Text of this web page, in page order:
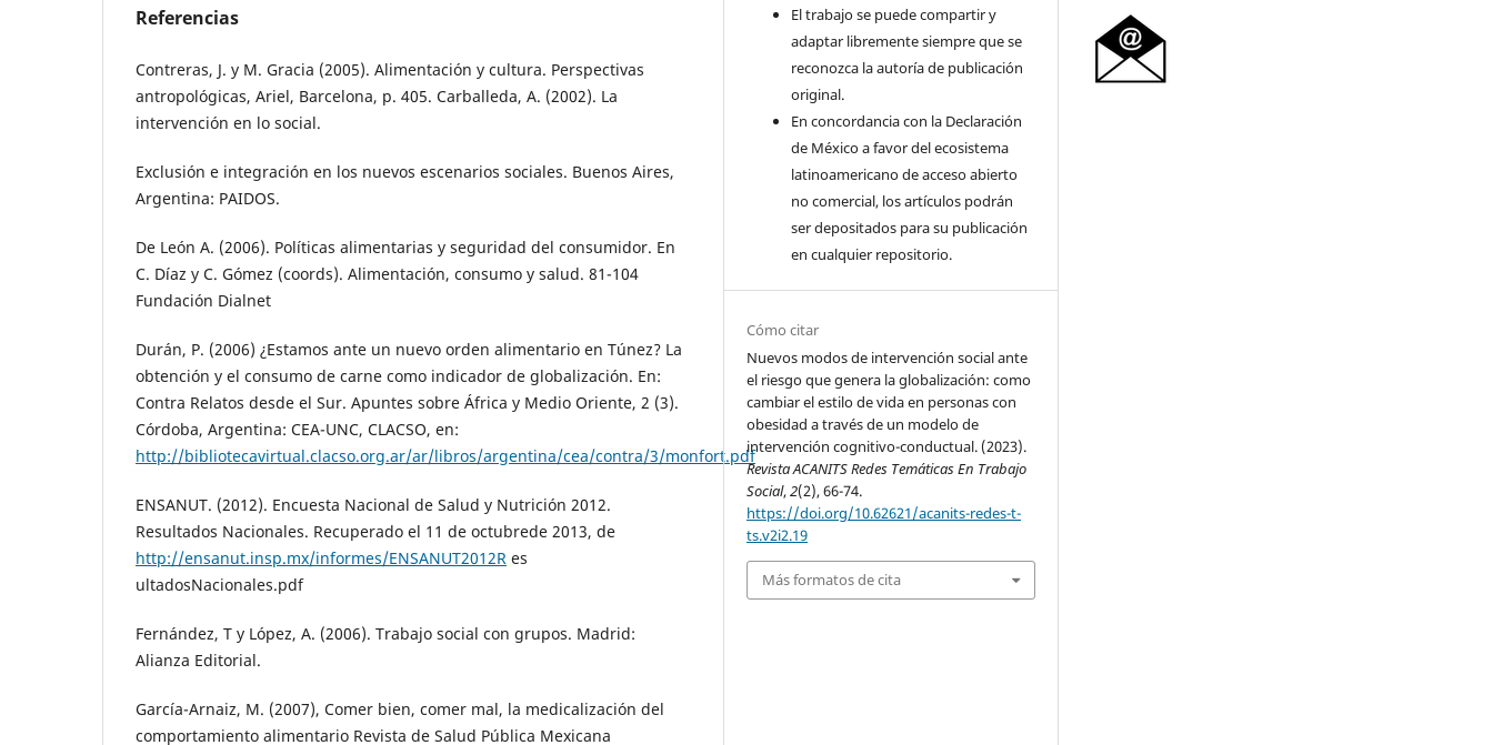
Referencias
Contreras, J. y M. Gracia (2005). Alimentación y cultura. Perspectivas
antropológicas, Ariel, Barcelona, p. 405. Carballeda, A. (2002). La
intervención en lo social.
Exclusión e integración en los nuevos escenarios sociales. Buenos Aires,
Argentina: PAIDOS.
De León A. (2006). Políticas alimentarias y seguridad del consumidor. En
C. Díaz y C. Gómez (coords). Alimentación, consumo y salud. 81-104
Fundación Dialnet
Durán, P. (2006) ¿Estamos ante un nuevo orden alimentario en Túnez? La
obtención y el consumo de carne como indicador de globalización. En:
Contra Relatos desde el Sur. Apuntes sobre África y Medio Oriente, 2 (3).
Córdoba, Argentina: CEA-UNC, CLACSO, en:
http://bibliotecavirtual.clacso.org.ar/ar/libros/argentina/cea/contra/3/monfort.pdf
ENSANUT. (2012). Encuesta Nacional de Salud y Nutrición 2012.
Resultados Nacionales. Recuperado el 11 de octubrede 2013, de
http://ensanut.insp.mx/informes/ENSANUT2012R es
ultadosNacionales.pdf
Fernández, T y López, A. (2006). Trabajo social con grupos. Madrid:
Alianza Editorial.
García-Arnaiz, M. (2007), Comer bien, comer mal, la medicalización del
comportamiento alimentario Revista de Salud Pública Mexicana
El trabajo se puede compartir y
adaptar libremente siempre que se
reconozca la autoría de publicación
original.
En concordancia con la Declaración
de México a favor del ecosistema
latinoamericano de acceso abierto
no comercial, los artículos podrán
ser depositados para su publicación
en cualquier repositorio.
Cómo citar
Nuevos modos de intervención social ante
el riesgo que genera la globalización: como
cambiar el estilo de vida en personas con
obesidad a través de un modelo de
intervención cognitivo-conductual. (2023).
Revista ACANITS Redes Temáticas En Trabajo
Social,2(2), 66-74.
https://doi.org/10.62621/acanits-redes-t-
ts.v2i2.19
Más formatos de cita